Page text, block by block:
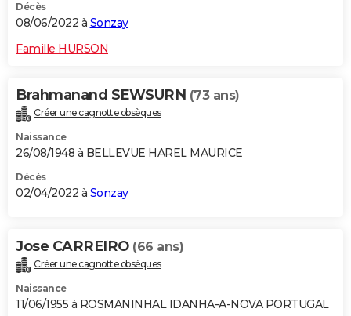
Décès
08/06/2022 à Sonzay
Famille HURSON
Brahmanand SEWSURN (73 ans)
Créer une cagnotte obsèques
Naissance
26/08/1948 à BELLEVUE HAREL MAURICE
Décès
02/04/2022 à Sonzay
Jose CARREIRO (66 ans)
Créer une cagnotte obsèques
Naissance
11/06/1955 à ROSMANINHAL IDANHA-A-NOVA PORTUGAL